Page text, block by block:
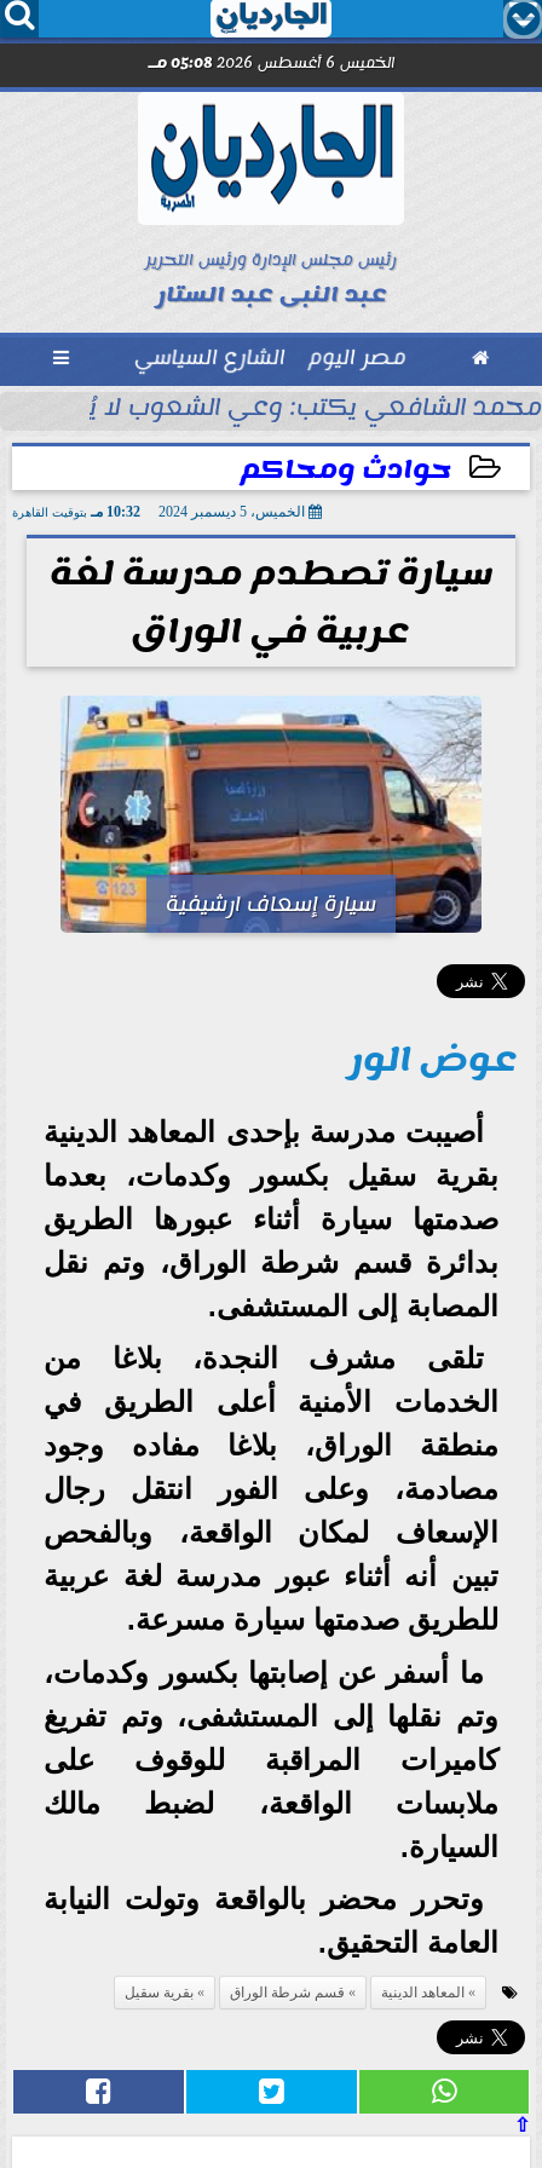
  
الخميس 6 أغسطس 2026 05:08 مـ
رئيس مجلس الإدارة ورئيس التحرير
عبد النبى عبد الستار
 مصر اليوم الشارع السياسي 
صلاح.. اليوم
محمد الشافعي يكتب: وعي الشعوب لا يُقاس
حوادث ومحاكم
الخميس، 5 ديسمبر 2024 10:32 مـ بتوقيت القاهرة
سيارة تصطدم مدرسة لغة
عربية في الوراق
سيارة إسعاف ارشيفية
عوض الور
أصيبت مدرسة بإحدى المعاهد الدينية
بقرية سقيل بكسور وكدمات، بعدما
صدمتها سيارة أثناء عبورها الطريق
بدائرة قسم شرطة الوراق، وتم نقل
المصابة إلى المستشفى.
تلقى مشرف النجدة، بلاغا من
الخدمات الأمنية أعلى الطريق في
منطقة الوراق، بلاغا مفاده وجود
مصادمة، وعلى الفور انتقل رجال
الإسعاف لمكان الواقعة، وبالفحص
تبين أنه أثناء عبور مدرسة لغة عربية
للطريق صدمتها سيارة مسرعة.
ما أسفر عن إصابتها بكسور وكدمات،
وتم نقلها إلى المستشفى، وتم تفريغ
كاميرات المراقبة للوقوف على
ملابسات الواقعة، لضبط مالك
السيارة.
وتحرر محضر بالواقعة وتولت النيابة
العامة التحقيق.
المعاهد الدينية قسم شرطة الوراق بقرية سقيل
⇧